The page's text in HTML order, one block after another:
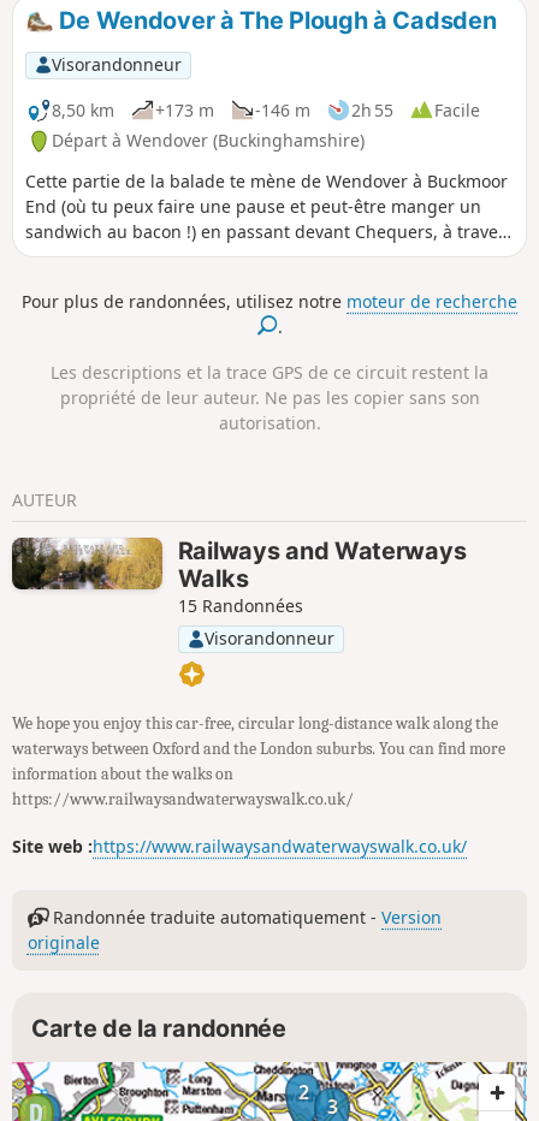
De Wendover à The Plough à Cadsden
Visorandonneur
8,50 km
+173 m -146 m 2h 55
Facile
Départ à Wendover (Buckinghamshire)
Cette partie de la balade te mène de Wendover à Buckmoor
End (où tu peux faire une pause et peut-être manger un
sandwich au bacon !) en passant devant Chequers, à travers
la réserve naturelle et jusqu'à The Plough à Cadsden.
Pour plus de randonnées, utilisez notre moteur de recherche
.
Les descriptions et la trace GPS de ce circuit restent la
propriété de leur auteur. Ne pas les copier sans son
autorisation.
AUTEUR
Railways and Waterways
Walks
15 Randonnées
Visorandonneur
We hope you enjoy this car-free, circular long-distance walk along the
waterways between Oxford and the London suburbs. You can find more
information about the walks on
https://www.railwaysandwaterwayswalk.co.uk/
Site web :https://www.railwaysandwaterwayswalk.co.uk/
Randonnée traduite automatiquement -Version
originale
Carte de la randonnée
1
2
3